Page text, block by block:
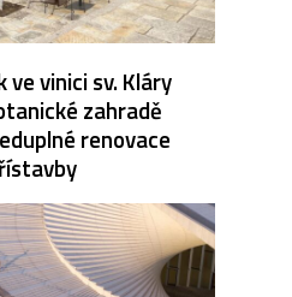
ve vinici sv. Kláry
zahradě
renovace